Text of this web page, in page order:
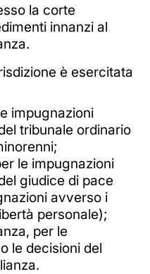
la corte
innanzi al
è esercitata
impugnazioni
tribunale ordinario
le impugnazioni
giudice di pace
avverso i
personale);
per le
le decisioni del